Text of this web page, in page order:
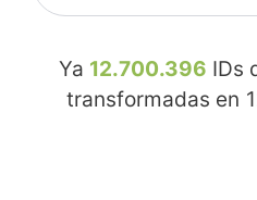
Ya 12.700.396 IDs
transformadas en